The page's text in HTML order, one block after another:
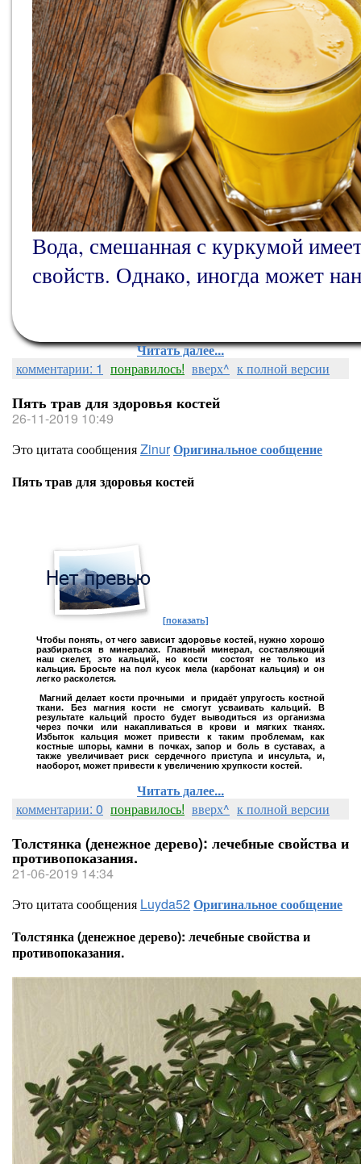
Вода, смешанная с куркумой
свойств. Однако, иногда может
Восточная пряность в древние
ценность на рынке, так как она
организм, а также имеет
различных расстройств организма.
Польза воды с добавлением
Приправа имеет оранжево-
продается в порошковом виде.
всем мире и ее часто используют
придавать еде пикантности, а
ActionTeaser.ru - тизерная реклама
Например, ее добавляют в
приготовления плова добавляют
желтоватого оттенка.
На всех упаковках продуктов, в
куркума, ставится маркировка в
изготавливается из корня
Читать далее...
комментарии: 1 понравилось! вверх^ к полной версии
Пять трав для здоровья костей
26-11-2019 10:49
Это цитата сообщенияZinurОригинальное сообщение
Пять трав для здоровья костей
[показать]
Чтобы понять, от чего зависит здоровье костей, нужно хорошо
разбираться в минералах. Главный минерал, составляющий
наш скелет, это кальций, но кости состоят не только из
кальция. Бросьте на пол кусок мела (карбонат кальция) и он
легко расколется.
Магний делает кости прочными и придаёт упругость костной
ткани. Без магния кости не смогут усваивать кальций. В
результате кальций просто будет выводиться из организма
через почки или накапливаться в крови и мягких тканях.
Избыток кальция может привести к таким проблемам, как
костные шпоры, камни в почках, запор и боль в суставах, а
также увеличивает риск сердечного приступа и инсульта, и,
наоборот, может привести к увеличению хрупкости костей.
Читать далее...
комментарии: 0 понравилось! вверх^ к полной версии
Толстянка (денежное дерево): лечебные свойства и
противопоказания.
21-06-2019 14:34
Это цитата сообщения Luyda52Оригинальное сообщение
Толстянка (денежное дерево): лечебные свойства и
противопоказания.